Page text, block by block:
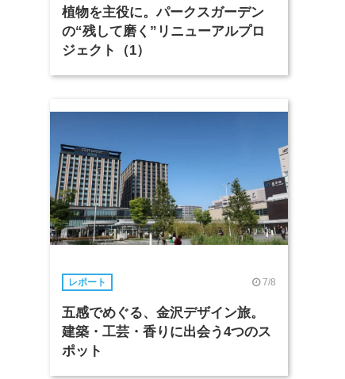
植物を主役に。パークスガーデン
の“残して磨く”リニューアルプロ
ジェクト（1）
レポート 7/8
五感でめぐる、金沢デザイン旅。
建築・工芸・香りに出会う4つのス
ポット